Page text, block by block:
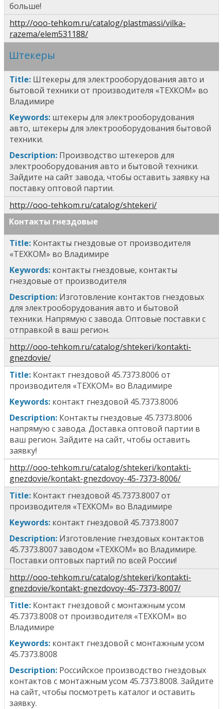
больше!
http://ooo-tehkom.ru/catalog/plastmassi/vilka-
razema/elem531188/
Штекеры
Title: Штекеры для электрооборудования авто и
бытовой техники от производителя «ТЕХКОМ» во
Владимире
Keywords: штекеры для электрооборудования
авто, штекеры для электрооборудования бытовой
техники.
Description: Производство штекеров для
электрооборудования авто и бытовой техники.
Зайдите на сайт завода, чтобы оставить заявку на
поставку оптовой партии.
http://ooo-tehkom.ru/catalog/shtekeri/
Контакты гнездовые
Title: Контакты гнездовые от производителя
«ТЕХКОМ» во Владимире
Keywords: контакты гнездовые, контакты
гнездовые от производителя
Description: Изготовление контактов гнездовых
для электрооборудования авто и бытовой
техники. Напрямую с завода. Оптовые поставки с
отправкой в ваш регион.
http://ooo-tehkom.ru/catalog/shtekeri/kontakti-
gnezdovie/
Title: Контакт гнездовой 45.7373.8006 от
производителя «ТЕХКОМ» во Владимире
Keywords: контакт гнездовой 45.7373.8006
Description: Контакты гнездовые 45.7373.8006
напрямую с завода. Доставка оптовой партии в
ваш регион. Зайдите на сайт, чтобы оставить
заявку!
http://ooo-tehkom.ru/catalog/shtekeri/kontakti-
gnezdovie/kontakt-gnezdovoy-45-7373-8006/
Title: Контакт гнездовой 45.7373.8007от
производителя «ТЕХКОМ» во Владимире
Keywords: контакт гнездовой 45.7373.8007
Description: Изготовление гнездовых контактов
45.7373.8007 заводом «ТЕХКОМ» во Владимире.
Поставки оптовых партий по всей России!
http://ooo-tehkom.ru/catalog/shtekeri/kontakti-
gnezdovie/kontakt-gnezdovoy-45-7373-8007/
Title: Контакт гнездовой с монтажным усом
45.7373.8008 от производителя «ТЕХКОМ» во
Владимире
Keywords: контакт гнездовой с монтажным усом
45.7373.8008
Description: Российское производство гнездовых
контактов с монтажным усом 45.7373.8008. Зайдите
на сайт, чтобы посмотреть каталог и оставить
заявку.